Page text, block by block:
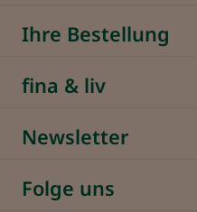
Ihre Bestellung
fina & liv
Newsletter
Folge uns